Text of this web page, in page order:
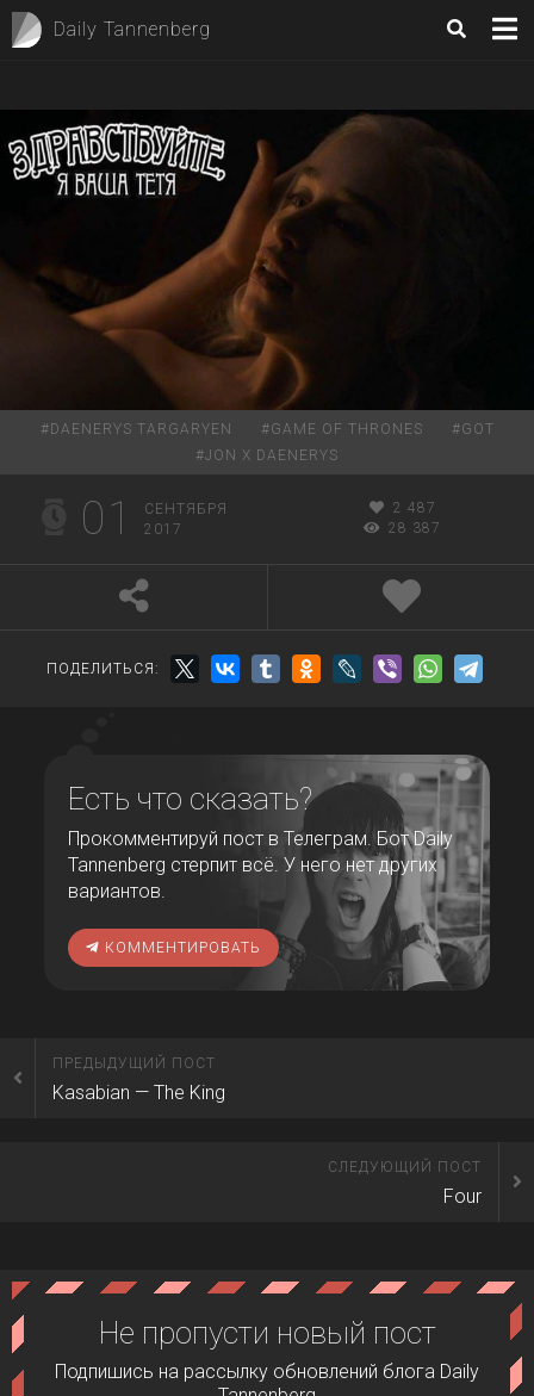
Daily Tannenberg
#DAENERYS TARGARYEN #GAME OF THRONES #GOT
#JON X DAENERYS
01
СЕНТЯБРЯ
2017
2 487
28 387
ПОДЕЛИТЬСЯ:
Есть что сказать?
Прокомментируй пост в Телеграм. Бот Daily
Tannenberg стерпит всё. У него нет других
вариантов.
КОММЕНТИРОВАТЬ
ПРЕДЫДУЩИЙ ПОСТ
Kasabian — The King
СЛЕДУЮЩИЙ ПОСТ
Four
Не пропусти новый пост
Подпишись на рассылку обновлений блога Daily